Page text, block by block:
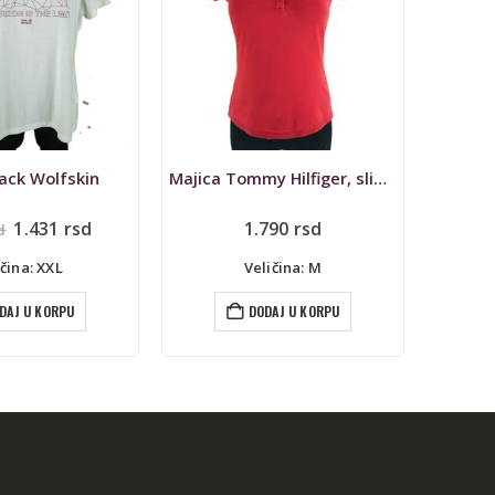
Wolfskin
Originalna
je
bila:
1.590 rsd.
1.431 rsd
XXL
U KORPU
Majica Tommy Hilfiger, slim fit, crvena
1.790 rsd
Veličina: M
DODAJ U KORPU